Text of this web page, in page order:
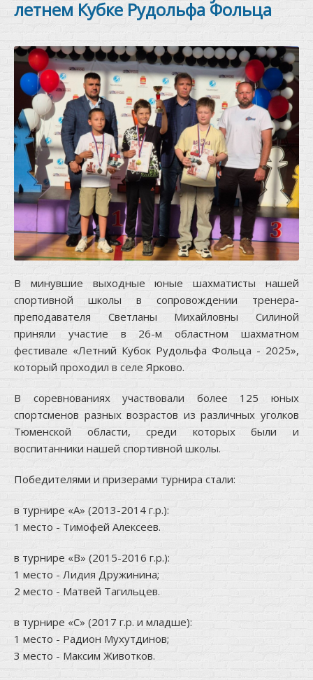
летнем Кубке Рудольфа Фольца
В минувшие выходные юные шахматисты нашей
спортивной школы в сопровождении тренера-
преподавателя Светланы Михайловны Силиной
приняли участие в 26-м областном шахматном
фестивале «Летний Кубок Рудольфа Фольца - 2025»,
который проходил в селе Ярково.
В соревнованиях участвовали более 125 юных
спортсменов разных возрастов из различных уголков
Тюменской области, среди которых были и
воспитанники нашей спортивной школы.
Победителями и призерами турнира стали:
в турнире «А» (2013-2014 г.р.):
1 место - Тимофей Алексеев.
в турнире «В» (2015-2016 г.р.):
1 место - Лидия Дружинина;
2 место - Матвей Тагильцев.
в турнире «С» (2017 г.р. и младше):
1 место - Радион Мухутдинов;
3 место - Максим Животков.